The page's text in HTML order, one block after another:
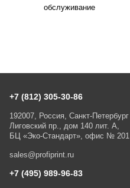
обслуживание
+7 (812) 305-30-86
192007, Россия, Санкт-Петербург
Лиговский пр., дом 140 лит. А,
БЦ «Эко-Стандарт», офис № 201
sales@profiprint.ru
+7 (495) 989-96-83